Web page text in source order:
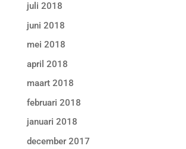
juli 2018
juni 2018
mei 2018
april 2018
maart 2018
februari 2018
januari 2018
december 2017